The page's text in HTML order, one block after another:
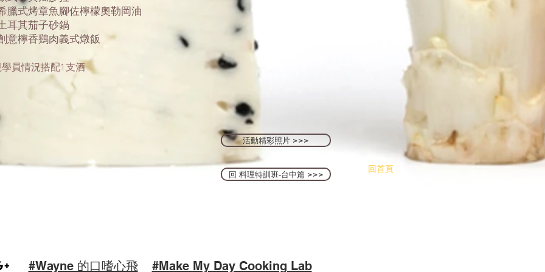
臘式烤章魚腳佐檸檬奧勒岡油
耳其茄子砂鍋
意檸香鷄肉義式燉飯
員情況搭配1支酒
活動精彩照片 >>>
回 料理特訓班-台中篇 >>> 回首頁
#Wayne 的口嗜心飛 #Make My Day Cooking Lab